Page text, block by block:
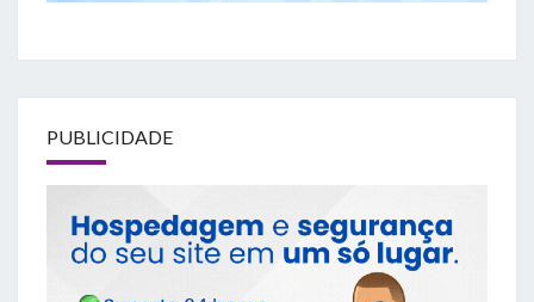
PUBLICIDADE